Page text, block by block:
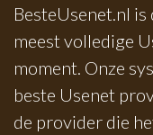
BesteUsenet.nl
meest volledige
moment. Onze
beste Usenet
de provider die